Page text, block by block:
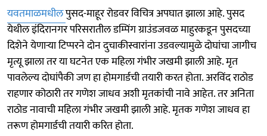
यवतमाळमधीलपुसद-माहूर रोडवर विचित्र अपघात झाला आहे. पुसद
येथील इंदिरानगर परिसरातील डम्पिंग ग्राउंडजवळ माहुरकडून पुसदच्या
दिशेने येणाऱ्या टिप्परने दोन दुचाकीस्वारांना उडवल्यामुळे दोघांचा जागीच
मृत्यू झाला तर या घटनेत एक महिला गंभीर जखमी झाली आहे. मृत
पावलेल्य दोघांपैकी जण हा होमगार्डची तयारी करत होता. अरविंद राठोड
राहणार कोठारी तर गणेश जाधव अशी मृतकांची नावे आहेत. तर अनिता
राठोड नावाची महिला गंभीर जखमी झाली आहे. मृतक गणेश जाधव हा
तरूण होमगार्डची तयारी करित होता.